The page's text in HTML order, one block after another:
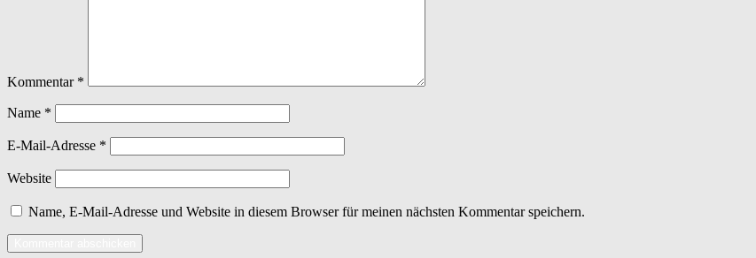
Kommentar *
Name *
E-Mail-Adresse *
Website
Name, E-Mail-Adresse und Website in diesem Browser für meinen nächsten Kommentar speichern.